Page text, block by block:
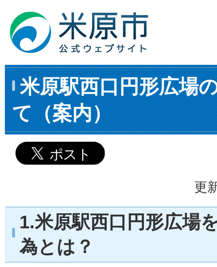
米原駅西口円形広場
て（案内）
更
1.米原駅西口円形広場
為とは？